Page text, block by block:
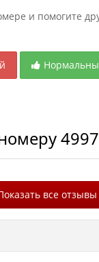
и помогите
все отзывы